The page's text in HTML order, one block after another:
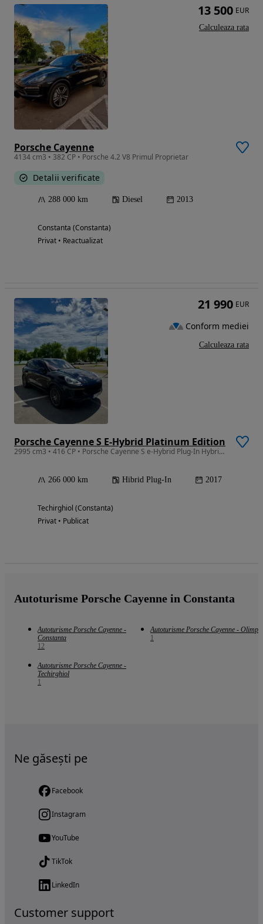
Porsche Cayenne
4134 cm3 • 382 CP • Porsche 4.2 V8 Primul Proprietar
Detalii verificate
288 000 km Diesel 2013
Constanta (Constanta)
Privat • Reactualizat
13 500 EUR
Calculeaza rata
Porsche Cayenne S E-Hybrid Platinum Edition
2995 cm3 • 416 CP • Porsche Cayenne S e-Hybrid Plug-In Hybrid 2017
266 000 km Hibrid Plug-In 2017
Techirghiol (Constanta)
Privat • Publicat
21 990 EUR
Conform mediei
Calculeaza rata
Autoturisme Porsche Cayenne in Constanta
Autoturisme Porsche Cayenne -
Constanta
12
Autoturisme Porsche Cayenne - Olimp
1
Autoturisme Porsche Cayenne -
Techirghiol
1
Ne găsești pe
Facebook
Instagram
YouTube
TikTok
LinkedIn
Customer support